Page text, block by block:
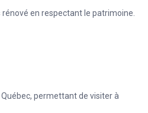
en respectant le patrimoine.
permettant de visiter à